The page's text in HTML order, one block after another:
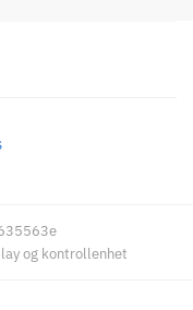
og kontrollenhet